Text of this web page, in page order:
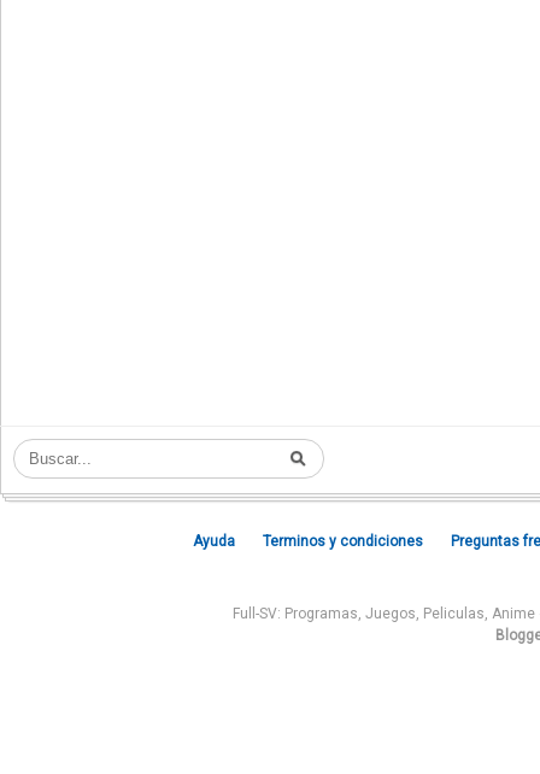
Ayuda Terminos y condiciones Preguntas
Full-SV: Programas, Juegos, Peliculas,